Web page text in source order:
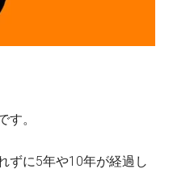
す。
ずに5年や10年が経過し